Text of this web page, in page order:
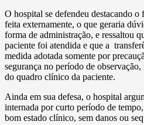
O hospital se defendeu destacando o
feita externamente, o que geraria
forma de administração, e ressaltou
paciente foi atendida e que a
medida adotada somente por
segurança no período de
do quadro clínico da paciente.
Ainda em sua defesa, o hospital
internada por curto período de
bom estado clínico, sem danos ou